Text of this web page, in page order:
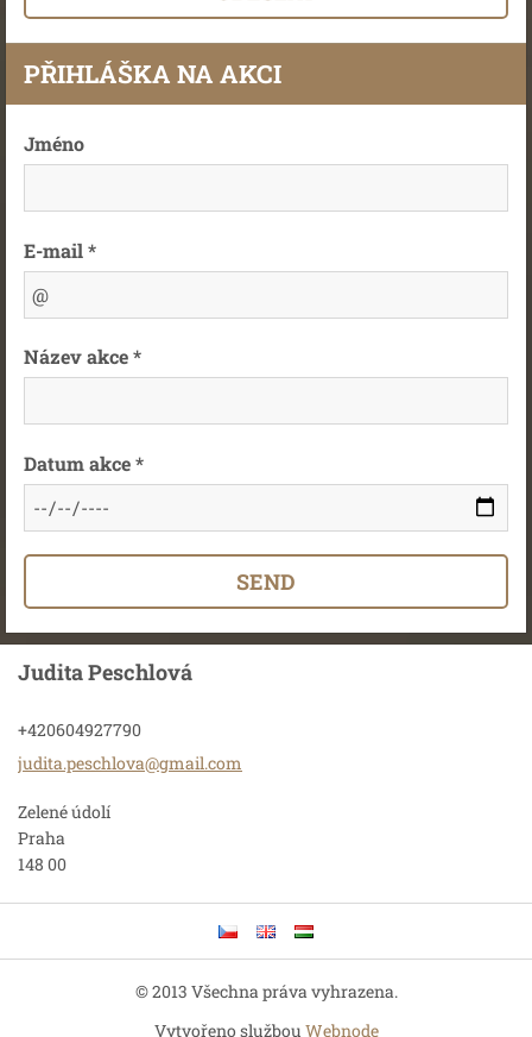
PŘIHLÁŠKA NA AKCI
Jméno
E-mail *
Název akce *
Datum akce *
Judita Peschlová
+420604927790
judita.peschlova@gmail.com
Zelené údolí
Praha
148 00
© 2013 Všechna práva vyhrazena.
Vytvořeno službou Webnode